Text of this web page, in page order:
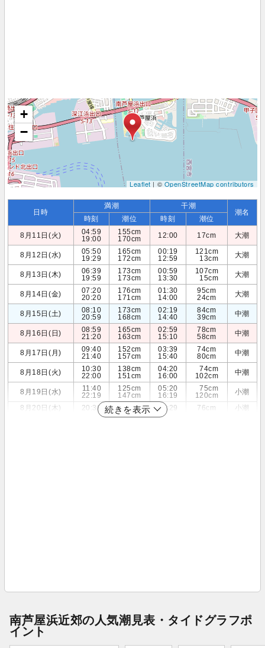
+
−
Leaflet| ©OpenStreetMap contributors
日時
満潮 干潮
潮名
時刻 潮位 時刻
潮位
8月11日(火)
04:59
19:00
155cm
170cm
12:00 17cm 大潮
8月12日(水)
05:50
19:29
165cm
172cm
00:19
12:59
121cm
13cm
大潮
8月13日(木)
06:39
19:59
173cm
173cm
00:59
13:30
107cm
15cm
大潮
8月14日(金)
07:20
20:20
176cm
171cm
01:30
14:00
95cm
24cm
大潮
8月15日(土)
08:10
20:59
173cm
168cm
02:19
14:40
84cm
39cm
中潮
8月16日(日)
08:59
21:20
165cm
163cm
02:59
15:10
78cm
58cm
中潮
8月17日(月)
09:40
21:40
152cm
157cm
03:39
15:40
74cm
80cm
中潮
8月18日(火)
10:30
22:00
138cm
151cm
04:20
16:00
74cm
102cm
中潮
8月19日(水)
11:40
22:19
125cm
147cm
05:20
16:19
75cm
120cm
小潮
8月20日(木)
20:30 148cm 07:29 76cm 小潮
続きを表示
南芦屋浜近郊の人気潮見表・タイドグラフポ
イント